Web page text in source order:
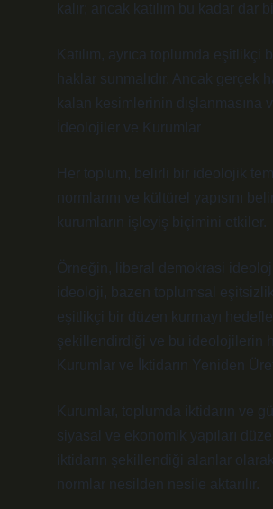
kalır; ancak katılım bu kadar
Katılım, ayrıca toplumda
haklar sunmalıdır. Ancak
kalan kesimlerinin
İdeolojiler ve Kurumlar
Her toplum, belirli bir ideolojik
normlarını ve kültürel yapısını
kurumların işleyiş biçimini etkiler.
Örneğin, liberal demokrasi
ideoloji, bazen toplumsal
eşitlikçi bir düzen kurmayı
şekillendirdiği ve bu ideolojilerin
Kurumlar ve İktidarın Yeniden
Kurumlar, toplumda iktidarın ve
siyasal ve ekonomik yapıları
iktidarın şekillendiği alanlar
normlar nesilden nesile aktarılır.